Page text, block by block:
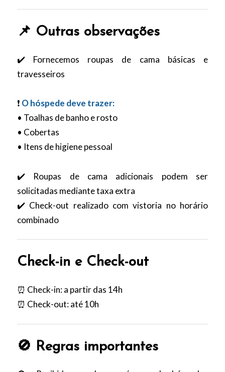
📌 Outras observações
✔️ Fornecemos roupas de cama básicas e
travesseiros
❗ O hóspede deve trazer:
• Toalhas de banho e rosto
• Cobertas
• Itens de higiene pessoal
✔️ Roupas de cama adicionais podem ser
solicitadas mediante taxa extra
✔️ Check-out realizado com vistoria no horário
combinado
Check-in e Check-out
⏰ Check-in: a partir das 14h
⏰ Check-out: até 10h
🚫 Regras importantes